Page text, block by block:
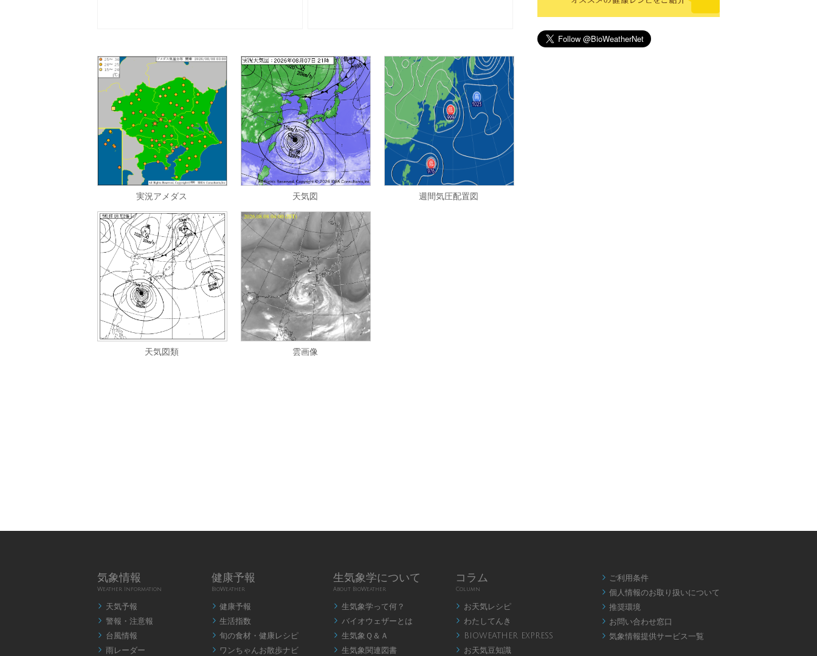
実況アメダス 天気図 週間気圧配置図
天気図類 雲画像
気象情報
Weather Information
 天気予報
 警報・注意報
 台風情報
 雨レーダー
健康予報
BioWeather
 健康予報
 生活指数
 旬の食材・健康レシピ
 ワンちゃんお散歩ナビ
生気象学について
About BioWeather
 生気象学って何？
 バイオウェザーとは
 生気象Ｑ＆Ａ
 生気象関連図書
コラム
Column
 お天気レシピ
 わたしてんき
 BIOWEATHER EXPRESS
 お天気豆知識
 ご利用条件
 個人情報のお取り扱いについて
 推奨環境
 お問い合わせ窓口
 気象情報提供サービス一覧